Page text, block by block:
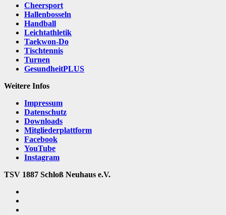
Cheersport
Hallenbosseln
Handball
Leichtathletik
Taekwon-Do
Tischtennis
Turnen
GesundheitPLUS
Weitere Infos
Impressum
Datenschutz
Downloads
Mitgliederplattform
Facebook
YouTube
Instagram
TSV 1887 Schloß Neuhaus e.V.